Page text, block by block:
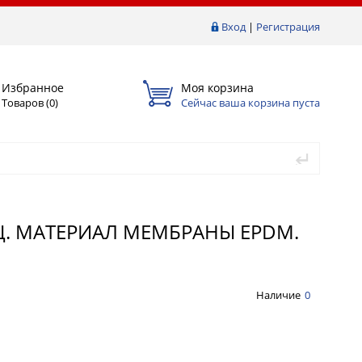
Вход| Регистрация
Избранное
Товаров (0)
Моя корзина
Сейчас ваша корзина пуста
МАТЕРИАЛ МЕМБРАНЫ EPDM.
Наличие 0